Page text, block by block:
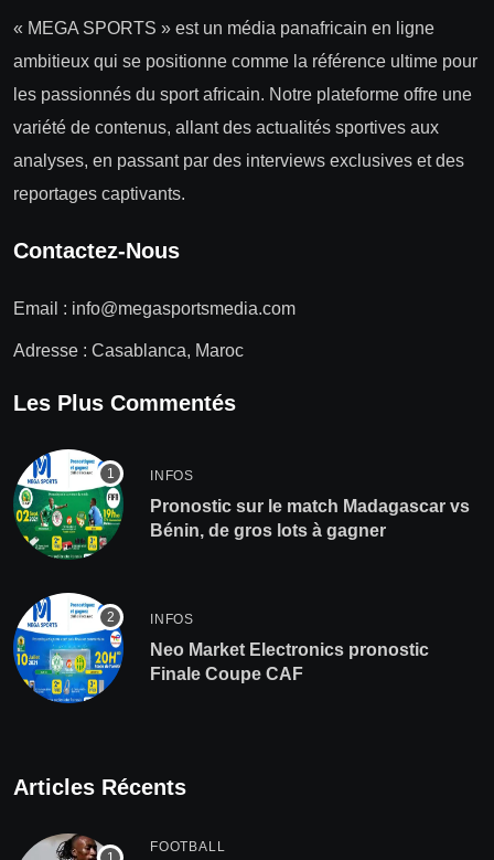
« MEGA SPORTS » est un média panafricain en ligne
ambitieux qui se positionne comme la référence ultime pour
les passionnés du sport africain. Notre plateforme offre une
variété de contenus, allant des actualités sportives aux
analyses, en passant par des interviews exclusives et des
reportages captivants.
Contactez-Nous
Email : info@megasportsmedia.com
Adresse : Casablanca, Maroc
Les Plus Commentés
INFOS
Pronostic sur le match Madagascar vs
Bénin, de gros lots à gagner
INFOS
Neo Market Electronics pronostic
Finale Coupe CAF
Articles Récents
FOOTBALL